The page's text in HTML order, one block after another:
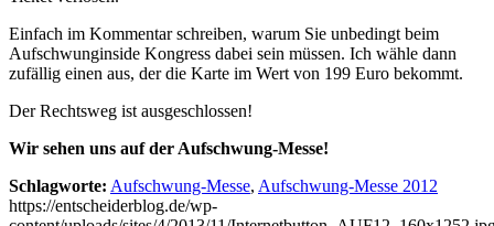
Einfach im Kommentar schreiben, warum Sie unbedingt beim
Aufschwunginside Kongress dabei sein müssen. Ich wähle dann
zufällig einen aus, der die Karte im Wert von 199 Euro bekommt.
Der Rechtsweg ist ausgeschlossen!
Wir sehen uns auf der Aufschwung-Messe!
Schlagworte: Aufschwung-Messe, Aufschwung-Messe 2012
https://entscheiderblog.de/wp-